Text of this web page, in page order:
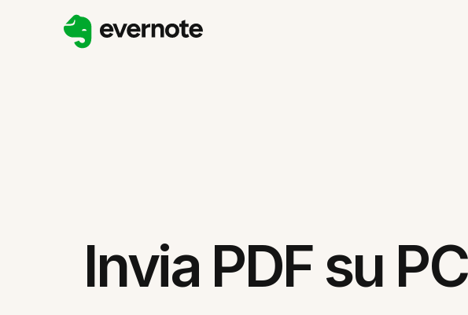
Invia PDF su PC